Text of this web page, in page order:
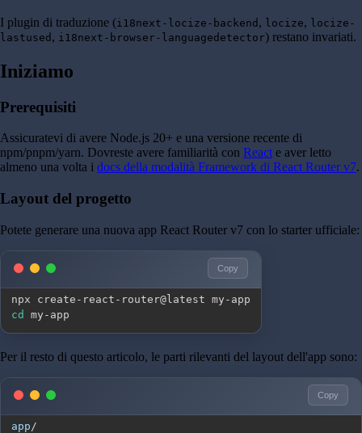
I plugin di traduzione (i18next-locize-backend , locize, locize-
lastused , i18next-browser-languagedetector) restano invariati.
Iniziamo
Prerequisiti
Assicuratevi di avere Node.js 20+ e una versione recente di
npm/pnpm/yarn. Dovreste avere familiarità con React e aver letto
almeno una volta i docs della modalità Framework di React Router v7.
Layout del progetto
Potete generare una nuova app React Router v7 con lo starter ufficiale:
Copy
cd
my-app
Per il resto di questo articolo, le parti rilevanti del layout dell'app sono:
Copy
app /